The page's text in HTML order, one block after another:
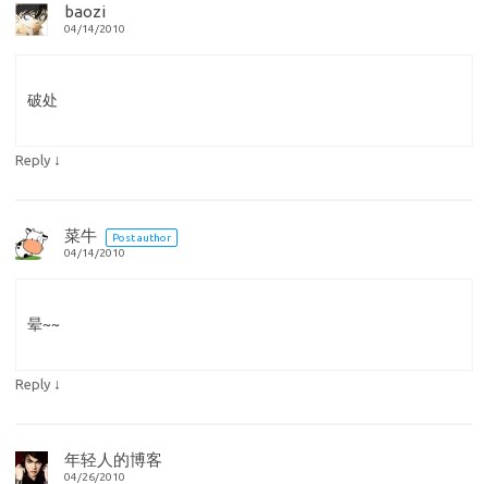
baozi
04/14/2010
破处
Reply ↓
菜牛
Post author
04/14/2010
晕~~
Reply ↓
年轻人的博客
04/26/2010